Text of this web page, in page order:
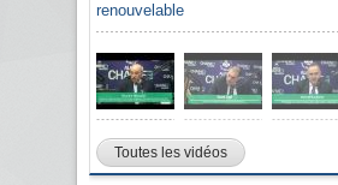
renouvelable
Toutes les vidéos